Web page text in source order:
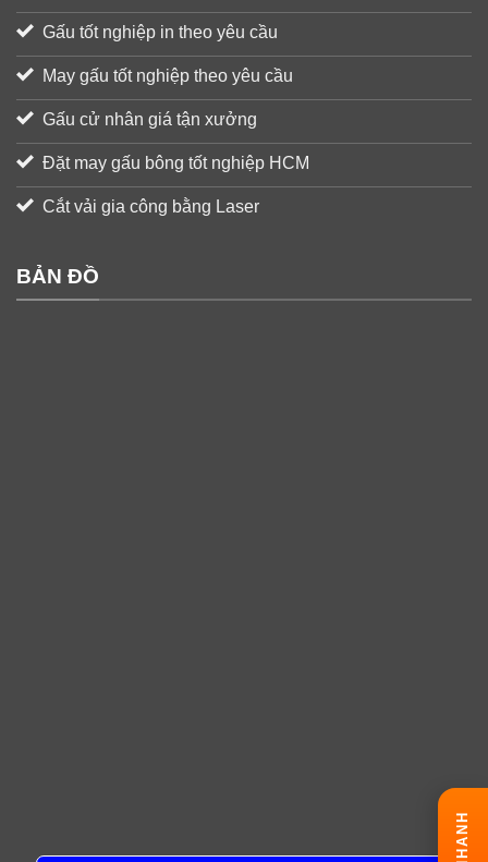
Gấu tốt nghiệp in theo yêu cầu
May gấu tốt nghiệp theo yêu cầu
Gấu cử nhân giá tận xưởng
Đặt may gấu bông tốt nghiệp HCM
Cắt vải gia công bằng Laser
BẢN ĐỒ